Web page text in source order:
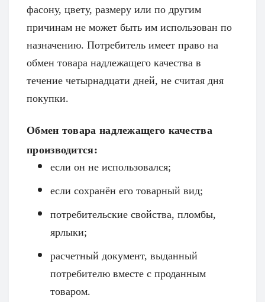
фасону, цвету, размеру или по другим
причинам не может быть им использован по
назначению. Потребитель имеет право на
обмен товара надлежащего качества в
течение четырнадцати дней, не считая дня
покупки.
Обмен товара надлежащего качества
производится:
если он не использовался;
если сохранён его товарный вид;
потребительские свойства, пломбы,
ярлыки;
расчетный документ, выданный
потребителю вместе с проданным
товаром.